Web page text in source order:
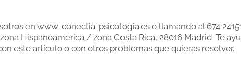
en www-conectia-psicologia.es o llamando al 674
Hispanoamérica / zona Costa Rica, 28016 Madrid. Te
este artículo o con otros problemas que quieras resolver.